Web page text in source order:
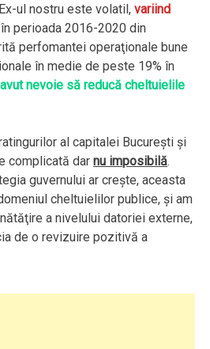
ul nostru este volatil,variind
în perioada 2016-2020 din
perfomantei operaţionale bune
în medie de peste 19% în
nevoie să reducă cheltuielile
al capitalei București și
complicată darnu imposibilă.
guvernului ar creşte, aceasta
cheltuielilor publice, şi am
a nivelului datoriei externe,
de o revizuire pozitivă a